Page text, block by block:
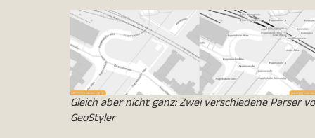
Gleich aber nicht ganz: Zwei verschiedene Parser
GeoStyler